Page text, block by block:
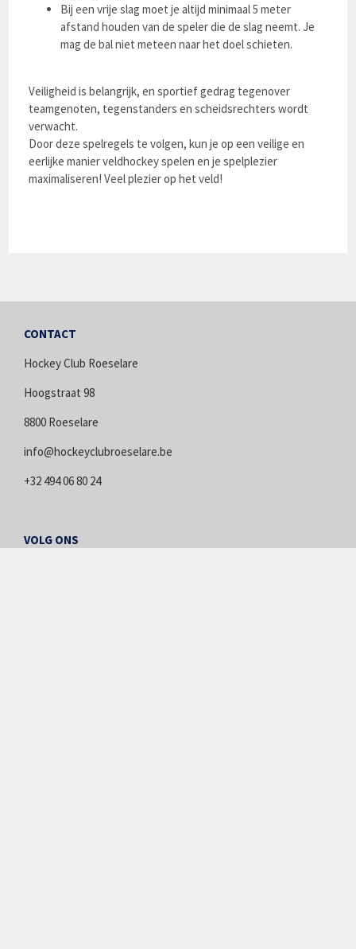
Bij een vrije slag moet je altijd minimaal 5 meter
afstand houden van de speler die de slag neemt. Je
mag de bal niet meteen naar het doel schieten.
Veiligheid is belangrijk, en sportief gedrag tegenover
teamgenoten, tegenstanders en scheidsrechters wordt
verwacht.
Door deze spelregels te volgen, kun je op een veilige en
eerlijke manier veldhockey spelen en je spelplezier
maximaliseren! Veel plezier op het veld!
CONTACT
Hockey Club Roeselare
Hoogstraat 98
8800 Roeselare
info@hockeyclubroeselare.be
+32 494 06 80 24
VOLG ONS